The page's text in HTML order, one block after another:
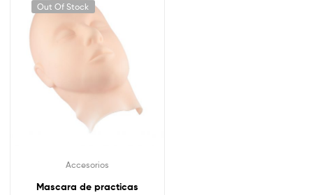
Out Of Stock
Accesorios
Mascara de practicas